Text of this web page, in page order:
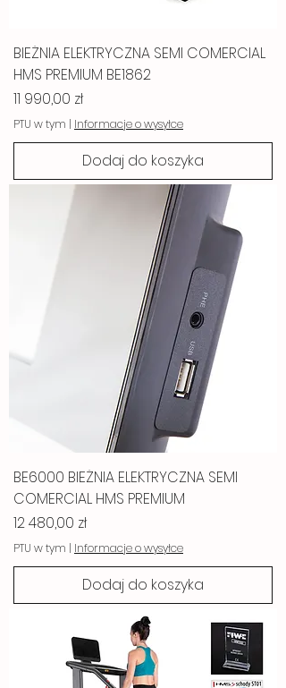
BIEŻNIA ELEKTRYCZNA SEMI COMERCIAL
HMS PREMIUM BE1862
Cena
11 990,00 zł
PTU w tym | Informacje o wysyłce
Dodaj do koszyka
BE6000 BIEŻNIA ELEKTRYCZNA SEMI
COMERCIAL HMS PREMIUM
Cena
12 480,00 zł
PTU w tym | Informacje o wysyłce
Dodaj do koszyka